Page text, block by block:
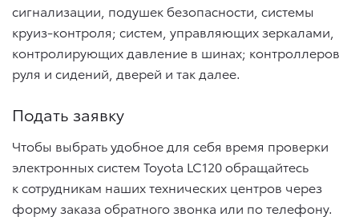
сигнализации, подушек безопасности, системы
круиз-контроля; систем, управляющих зеркалами,
контролирующих давление в шинах; контроллеров
руля и сидений, дверей и так далее.
Подать заявку
Чтобы выбрать удобное для себя время проверки
электронных систем Toyota LC120 обращайтесь
к сотрудникам наших технических центров через
форму заказа обратного звонка или по телефону.